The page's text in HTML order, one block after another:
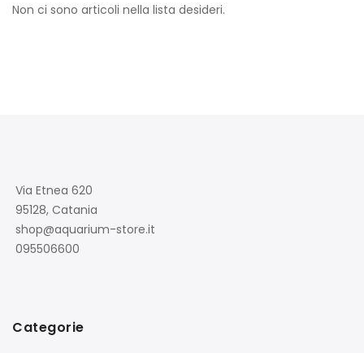
Non ci sono articoli nella lista desideri.
Via Etnea 620
95128, Catania
shop@aquarium-store.it
095506600
Categorie